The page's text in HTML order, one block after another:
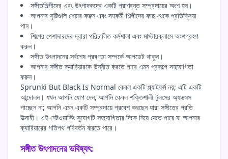
সঙ্গীতশিল্পীদের এবং উৎপাদকদের একটি প্রাণবন্ত সম্প্রদায়ের অংশ হন।
আপনার সৃষ্টিগুলি শেয়ার করুন এবং সহকর্মী শিল্পীদের কাছ থেকে প্রতিক্রিয়া
পান।
শিল্পের পেশাদারদের দ্বারা পরিচালিত কর্মশালা এবং মাস্টারক্লাসে অংশগ্রহণ
করুন।
সঙ্গীত উৎপাদনের সর্বশেষ প্রবণতা সম্পর্কে আপডেট থাকুন।
আপনার সঙ্গীত ক্যারিয়ারকে উন্নীত করতে পারে এমন প্রকল্পে সহযোগিতা
করুন।
Sprunki But Black Is Normal কেবল একটি প্ল্যাটফর্ম নয়; এটি একটি
আন্দোলন। যখন আপনি যোগ দেন, আপনি কেবল শক্তিশালী টুলসের অ্যাক্সেস
পাচ্ছেন না; আপনি এমন একটি সম্প্রদায়ে প্রবেশ করছেন যারা সঙ্গীতের প্রতি
উত্সাহী। এই নেটওয়ার্কিং সুযোগটি সহযোগিতার দিকে নিয়ে যেতে পারে যা আপনার
ক্যারিয়ারের গতিপথ পরিবর্তন করতে পারে।
সঙ্গীত উৎপাদনের ভবিষ্যৎ: